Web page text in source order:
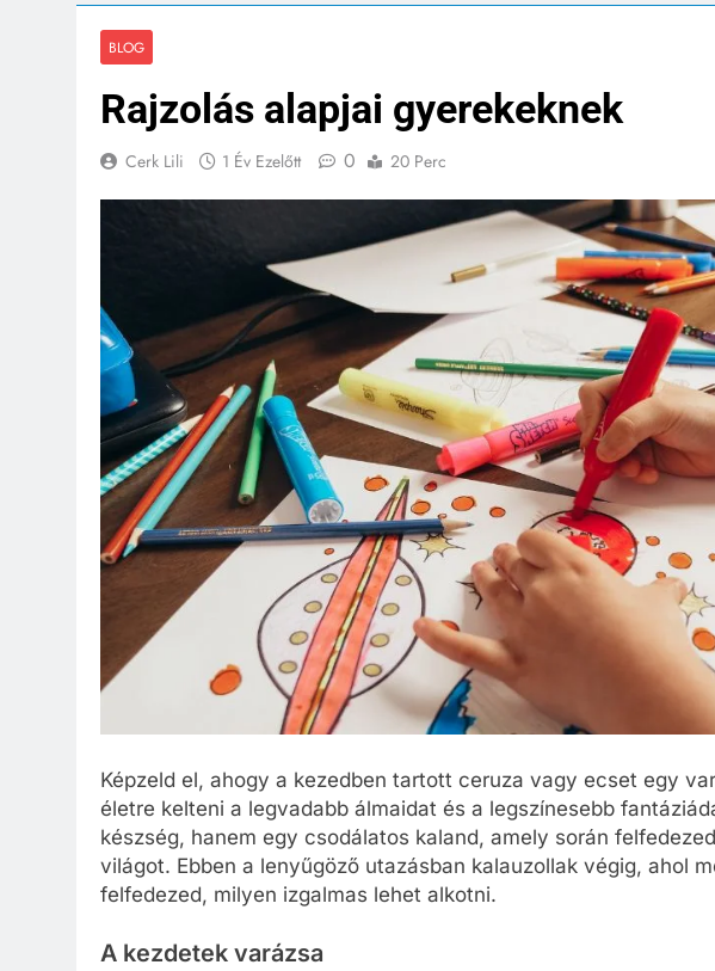
BLOG
Rajzolás alapjai gyerekeknek
Cerk Lili 1 Év Ezelőtt 0 20 Perc
Képzeld el, ahogy a kezedben tartott ceruza vagy ecset egy
életre kelteni a legvadabb álmaidat és a legszínesebb
készség, hanem egy csodálatos kaland, amely során
világot. Ebben a lenyűgöző utazásban kalauzollak végig, ahol
felfedezed, milyen izgalmas lehet alkotni.
A kezdetek varázsa